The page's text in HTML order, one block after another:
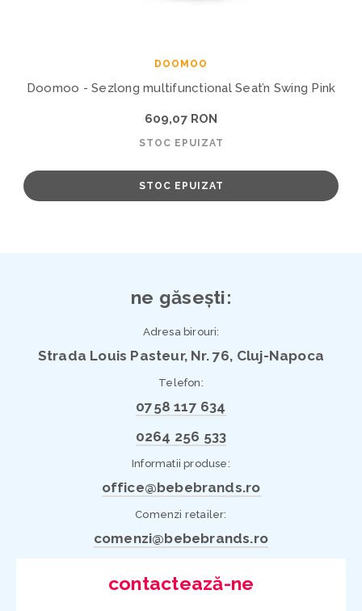
DOOMOO
Doomoo - Sezlong multifunctional Seat’n Swing Pink
609,07 RON
STOC EPUIZAT
STOC EPUIZAT
ne găsești:
Adresa birouri:
Strada Louis Pasteur, Nr. 76, Cluj-Napoca
Telefon:
0758 117 634
0264 256 533
Informatii produse:
office@bebebrands.ro
Comenzi retailer:
comenzi@bebebrands.ro
contactează-ne